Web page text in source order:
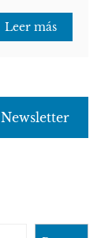
Leer más
Newsletter